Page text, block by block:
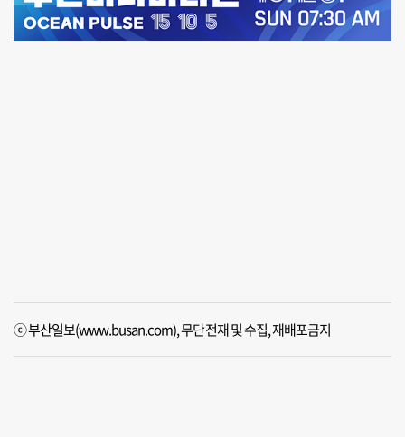
ⓒ 부산일보(www.busan.com), 무단전재 및 수집, 재배포금지